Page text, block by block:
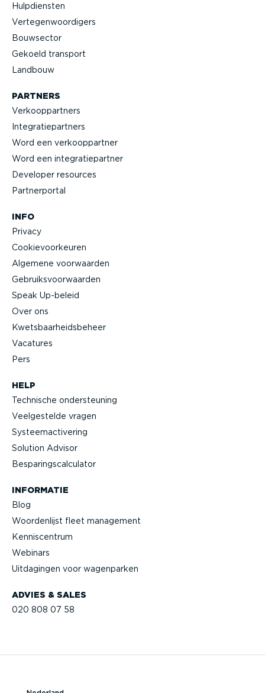
Hulpdiensten
Verte­gen­woor­digers
Bouwsector
Gekoeld transport
Landbouw
ADVIES & SALES
020 808 07 58
HELP
Technische onder­steuning
Veelge­stelde vragen
Systeem­ac­ti­vering
Solution Advisor
Bespa­rings­cal­cu­lator
INFORMATIE
Blog
Woorden­lijst fleet management
Kennis­centrum
Webinars
Uitdagingen voor wagenparken
PARTNERS
Verkoop­partners
Integra­tie­partners
Word een verkoop­partner
Word een integra­tie­partner
Developer resources
Partner­portal
INFO
Privacy
Cookie­voor­keuren
Algemene voorwaarden
Gebruiks­voor­waarden
Speak Up-beleid
Over ons
Kwets­baar­heids­beheer
Vacatures
Pers